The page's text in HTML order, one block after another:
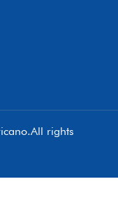
rights